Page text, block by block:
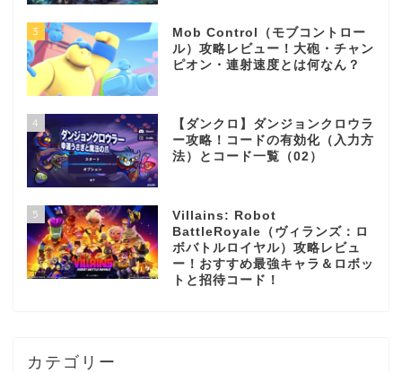
3
Mob Control（モブコントロー
ル）攻略レビュー！大砲・チャン
ピオン・連射速度とは何なん？
4
【ダンクロ】ダンジョンクロウラ
ー攻略！コードの有効化（入力方
法）とコード一覧（02）
5
Villains: Robot
BattleRoyale（ヴィランズ：ロ
ボバトルロイヤル）攻略レビュ
ー！おすすめ最強キャラ＆ロボッ
トと招待コード！
カテゴリー